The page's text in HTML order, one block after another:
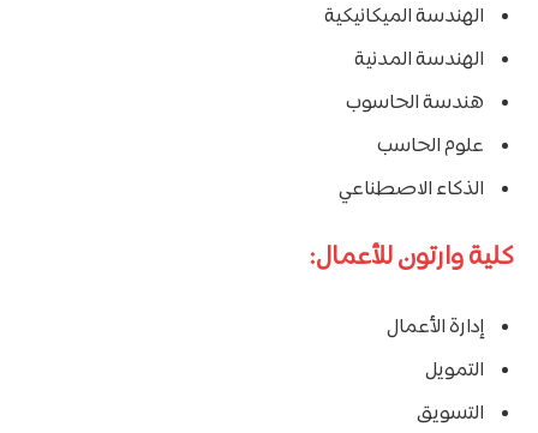
الهندسة الميكانيكية
الهندسة المدنية
هندسة الحاسوب
علوم الحاسب
الذكاء الاصطناعي
كلية وارتون للأعمال:
إدارة الأعمال
التمويل
التسويق